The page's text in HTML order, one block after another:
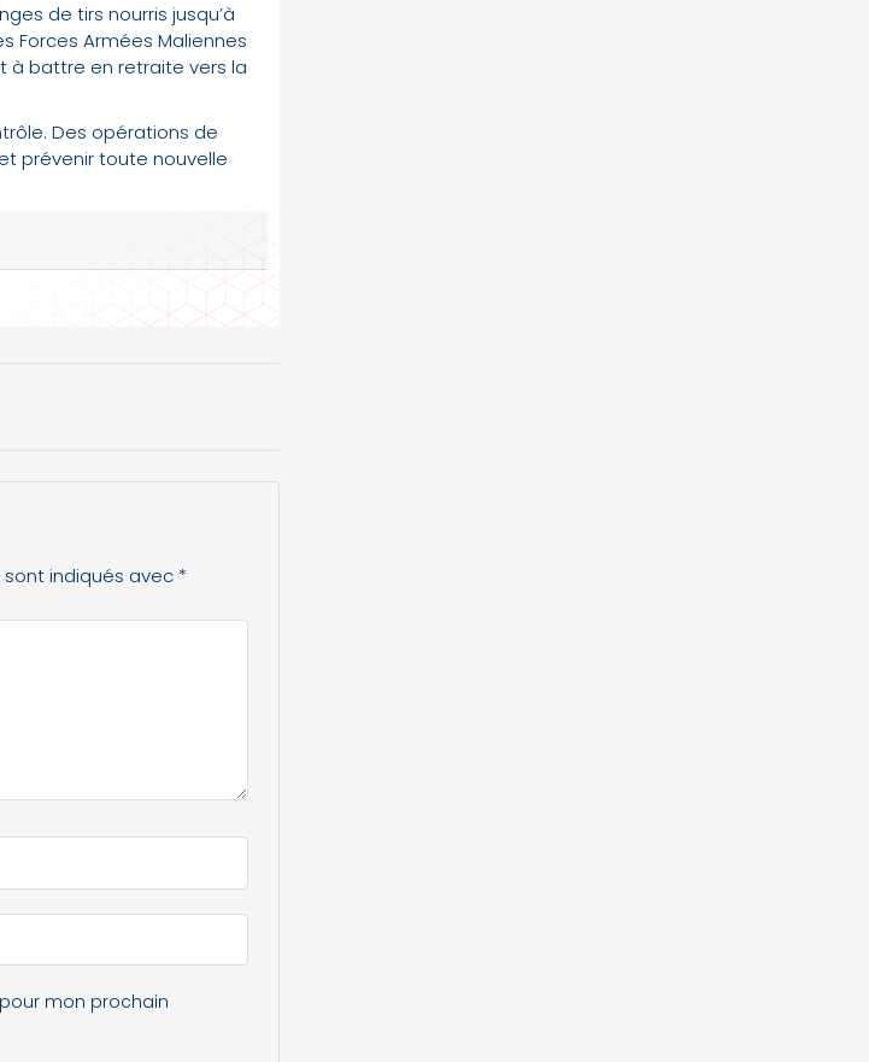
de tirs nourris jusqu’à
Forces Armées Maliennes
à battre en retraite vers la
Des opérations de
prévenir toute nouvelle
indiqués avec *
mon prochain